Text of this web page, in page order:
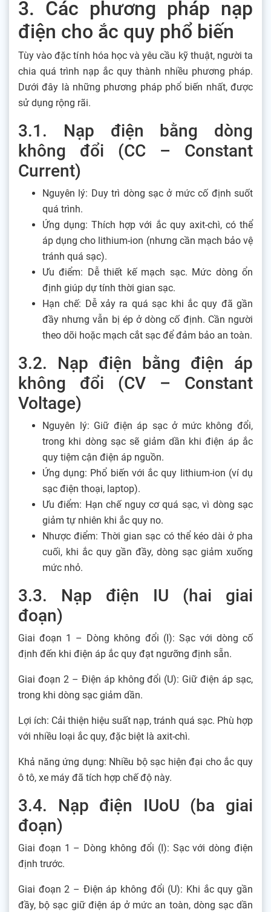
3. Các phương pháp nạp
điện cho ắc quy phổ biến
Tùy vào đặc tính hóa học và yêu cầu kỹ thuật, người ta
chia quá trình nạp ắc quy thành nhiều phương pháp.
Dưới đây là những phương pháp phổ biến nhất, được
sử dụng rộng rãi.
3.1. Nạp điện bằng dòng
không đổi (CC – Constant
Current)
Nguyên lý: Duy trì dòng sạc ở mức cố định suốt
quá trình.
Ứng dụng: Thích hợp với ắc quy axit-chì, có thể
áp dụng cho lithium-ion (nhưng cần mạch bảo vệ
tránh quá sạc).
Ưu điểm: Dễ thiết kế mạch sạc. Mức dòng ổn
định giúp dự tính thời gian sạc.
Hạn chế: Dễ xảy ra quá sạc khi ắc quy đã gần
đầy nhưng vẫn bị ép ở dòng cố định. Cần người
theo dõi hoặc mạch cắt sạc để đảm bảo an toàn.
3.2. Nạp điện bằng điện áp
không đổi (CV – Constant
Voltage)
Nguyên lý: Giữ điện áp sạc ở mức không đổi,
trong khi dòng sạc sẽ giảm dần khi điện áp ắc
quy tiệm cận điện áp nguồn.
Ứng dụng: Phổ biến với ắc quy lithium-ion (ví dụ
sạc điện thoại, laptop).
Ưu điểm: Hạn chế nguy cơ quá sạc, vì dòng sạc
giảm tự nhiên khi ắc quy no.
Nhược điểm: Thời gian sạc có thể kéo dài ở pha
cuối, khi ắc quy gần đầy, dòng sạc giảm xuống
mức nhỏ.
3.3. Nạp điện IU (hai giai
đoạn)
Giai đoạn 1 – Dòng không đổi (I): Sạc với dòng cố
định đến khi điện áp ắc quy đạt ngưỡng định sẵn.
Giai đoạn 2 – Điện áp không đổi (U): Giữ điện áp sạc,
trong khi dòng sạc giảm dần.
Lợi ích: Cải thiện hiệu suất nạp, tránh quá sạc. Phù hợp
với nhiều loại ắc quy, đặc biệt là axit-chì.
Khả năng ứng dụng: Nhiều bộ sạc hiện đại cho ắc quy
ô tô, xe máy đã tích hợp chế độ này.
3.4. Nạp điện IUoU (ba giai
đoạn)
Giai đoạn 1 – Dòng không đổi (I): Sạc với dòng điện
định trước.
Giai đoạn 2 – Điện áp không đổi (U): Khi ắc quy gần
đầy, bộ sạc giữ điện áp ở mức an toàn, dòng sạc dần